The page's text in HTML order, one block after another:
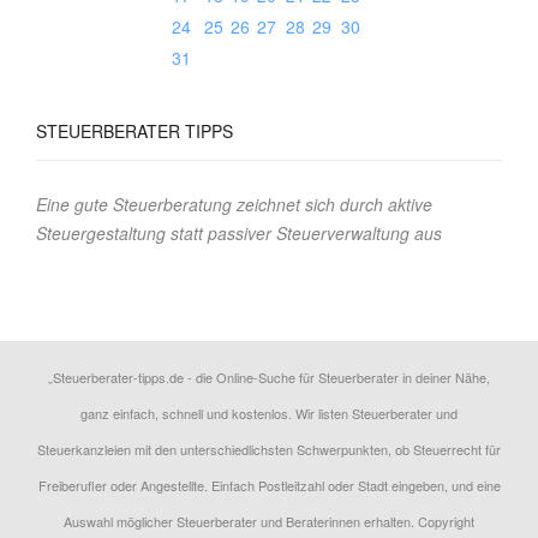
24 25 26 27 28 29 30
31
STEUERBERATER TIPPS
Eine gute Steuerberatung zeichnet sich durch aktive
Steuergestaltung statt passiver Steuerverwaltung aus
„Steuerberater-tipps.de - die Online-Suche für Steuerberater in deiner Nähe,
ganz einfach, schnell und kostenlos. Wir listen Steuerberater und
Steuerkanzleien mit den unterschiedlichsten Schwerpunkten, ob Steuerrecht für
Freiberufler oder Angestellte. Einfach Postleitzahl oder Stadt eingeben, und eine
Auswahl möglicher Steuerberater und Beraterinnen erhalten. Copyright